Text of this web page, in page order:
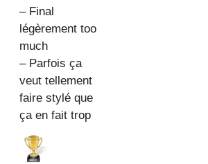
– Final
légèrement too
much
– Parfois ça
veut tellement
faire stylé que
ça en fait trop